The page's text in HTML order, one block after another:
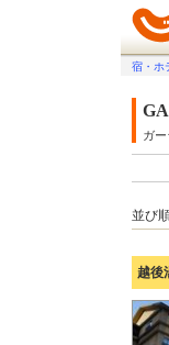
宿・ホ
ガ
並び
越後